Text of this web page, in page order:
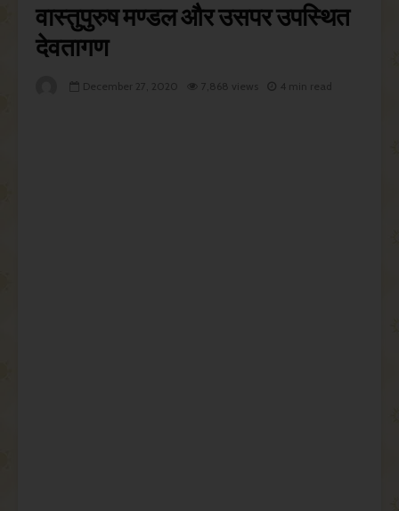
वास्तुपुरुष मण्डल और उसपर उपस्थित
देवतागण
December 27, 2020 7,868 views 4 min read